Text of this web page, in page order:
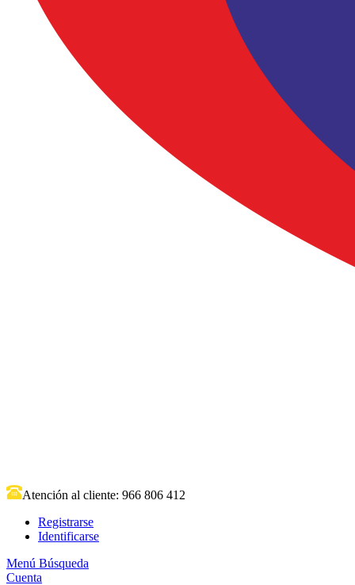
Atención al cliente: 966 806 412
Registrarse
Identificarse
Menú Búsqueda
Cuenta